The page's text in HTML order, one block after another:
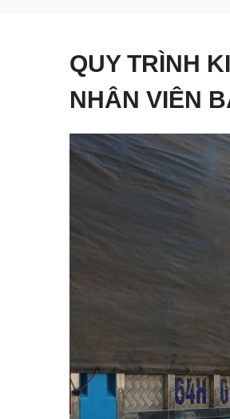
QUY TRÌNH
NHÂN VIÊN